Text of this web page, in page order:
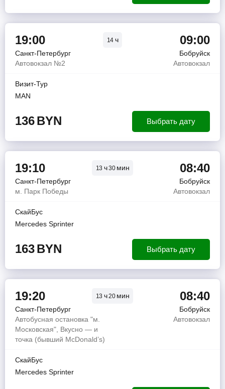
19:00 14 ч 09:00
Санкт-Петербург
Бобруйск
Автовокзал №2
Автовокзал
Визит-Тур
MAN
136BYN Выбрать дату
19:10 13 ч30 мин 08:40
Санкт-Петербург
Бобруйск
м. Парк Победы
Автовокзал
СкайБус
Mercedes Sprinter
163BYN Выбрать дату
19:20 13 ч20 мин 08:40
Санкт-Петербург
Бобруйск
Автобусная остановка "м.
Московская", Вкусно — и
точка (бывший McDonald’s)
Автовокзал
СкайБус
Mercedes Sprinter